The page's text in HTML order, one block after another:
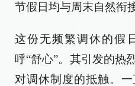
节假日均与周末自然衔
这份无频繁调休的假
呼“舒心”。其引发的热
对调休制度的抵触。